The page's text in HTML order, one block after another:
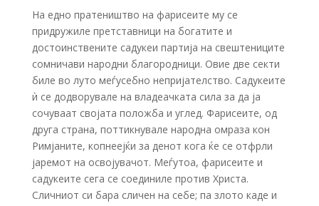
На едно пратеништво на фарисеите му се
придружиле претставници на богатите и
достоинствените садукеи партија на свештениците
сомничави народни благородници. Овие две секти
биле во луто меѓусебно непријателство. Садукеите
ѝ се додворувале на владеачката сила за да ја
сочуваат својата положба и углед. Фарисеите, од
друга страна, поттикнувале народна омраза кон
Римјаните, копнеејќи за денот кога ќе се отфрли
јаремот на освојувачот. Меѓутоа, фарисеите и
садукеите сега се соединиле против Христа.
Сличниот си бара сличен на себе; па злото каде и